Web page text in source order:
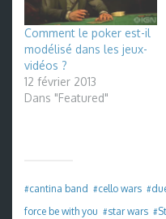
Comment le poker est-il
modélisé dans les jeux-
vidéos ?
12 février 2013
Dans "Featured"
#cantina band #cello wars #
force be with you #star wars #